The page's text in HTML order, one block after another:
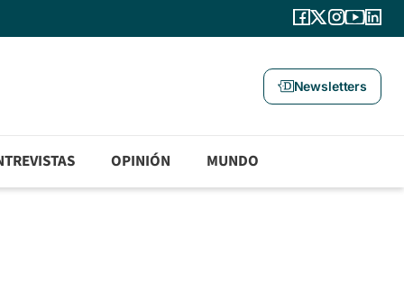
Newsletters
OPINIÓN MUNDO